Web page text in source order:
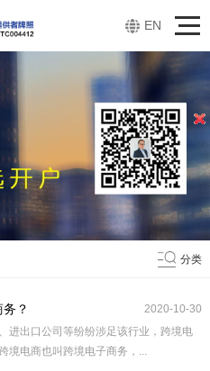
EN
分类
2020-10-30
？
进出口公司等纷纷涉足该行业，跨境电
电商也叫跨境电子商务，...